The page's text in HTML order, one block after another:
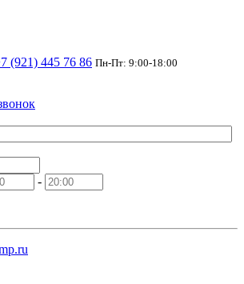
(921) 445 76 86 Пн-Пт: 9:00-18:00
-